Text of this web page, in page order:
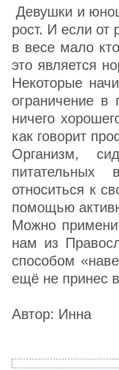
Девушки и
рост. И если от
в весе мало
это является
Некоторые
ограничение
ничего
как говорит
Организм,
относиться к
помощью
Можно
нам из
способом
ещё не принес
Автор: Инна